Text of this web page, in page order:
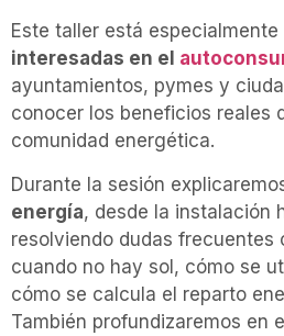
Este taller está
interesadas en el
ayuntamientos, pymes y
conocer los beneficios reales
comunidad energética.
Durante la sesión
energía, desde la instalación
resolviendo dudas frecuentes
cuando no hay sol, cómo se
cómo se calcula el reparto
También profundizaremos en